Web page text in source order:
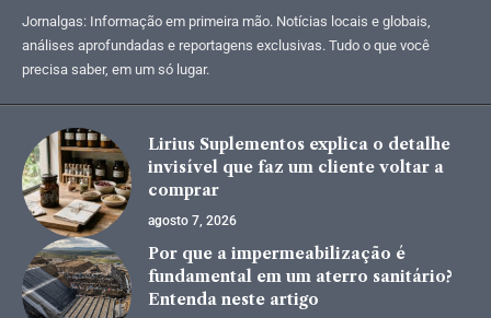
Jornalgas: Informação em primeira mão. Notícias locais e globais,
análises aprofundadas e reportagens exclusivas. Tudo o que você
precisa saber, em um só lugar.
Lirius Suplementos explica o detalhe
invisível que faz um cliente voltar a
comprar
agosto 7, 2026
Por que a impermeabilização é
fundamental em um aterro sanitário?
Entenda neste artigo